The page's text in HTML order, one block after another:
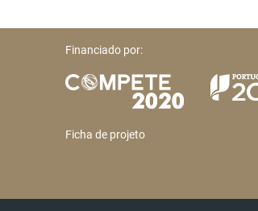
Financiado por:
Ficha de projeto